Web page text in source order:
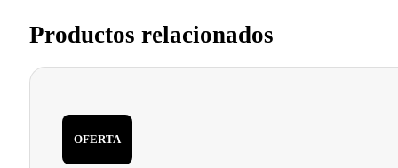
Productos relacionados
OFERTA